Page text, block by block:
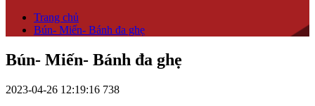
Trang chủ
Bún- Miến- Bánh đa ghẹ
Bún- Miến- Bánh đa ghẹ
2023-04-26 12:19:16 738